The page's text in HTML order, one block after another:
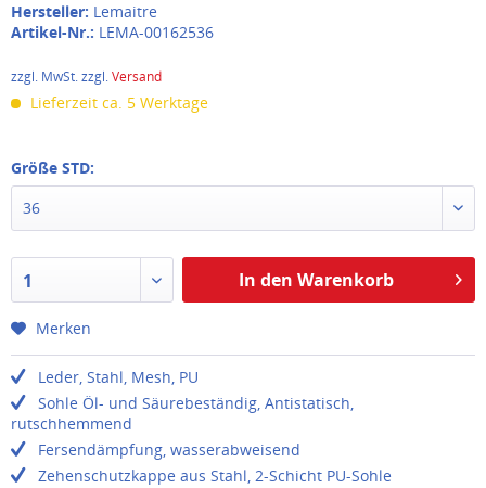
Hersteller: Lemaitre
Artikel-Nr.: LEMA-00162536
zzgl. MwSt. zzgl.Versand
Lieferzeit ca. 5 Werktage
Größe STD:
36
1 In den Warenkorb
Merken
Leder, Stahl, Mesh, PU
Sohle Öl- und Säurebeständig, Antistatisch,
rutschhemmend
Fersendämpfung, wasserabweisend
Zehenschutzkappe aus Stahl, 2-Schicht PU-Sohle